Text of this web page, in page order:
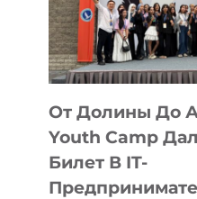
От Долины До
Youth Camp
Билет В IT-